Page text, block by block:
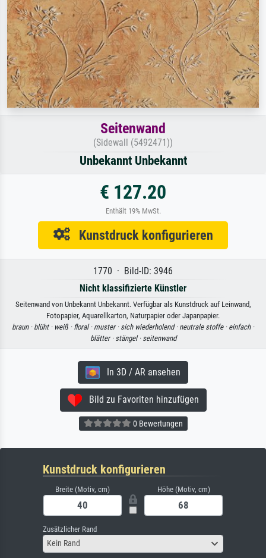
Seitenwand
(Sidewall (5492471))
Unbekannt Unbekannt
€ 127.20
Enthält 19% MwSt.
Kunstdruck konfigurieren
1770 · Bild-ID: 3946
Nicht klassifizierte Künstler
Seitenwand von Unbekannt Unbekannt. Verfügbar als Kunstdruck auf Leinwand,
Fotopapier, Aquarellkarton, Naturpapier oder Japanpapier.
braun · blüht · weiß · floral · muster · sich wiederholend · neutrale stoffe · einfach ·
blätter · stängel · seitenwand
In 3D / AR ansehen
Bild zu Favoriten hinzufügen
0 Bewertungen
Kunstdruck konfigurieren
Breite (Motiv, cm) Höhe (Motiv, cm)
Zusätzlicher Rand
Kein Rand